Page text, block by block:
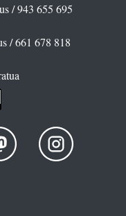
/ 943 655 695
/ 661 678 818